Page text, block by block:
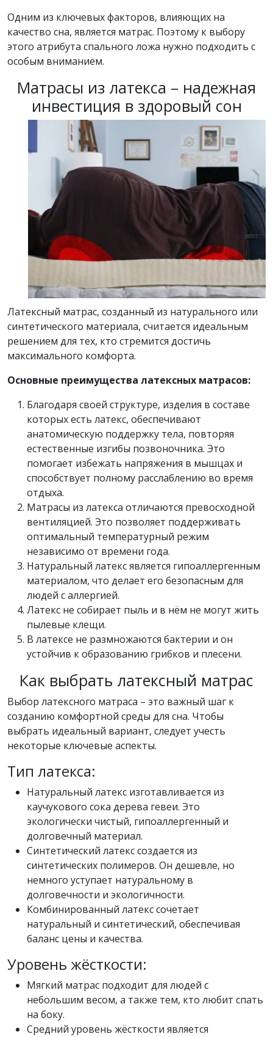
Одним из ключевых факторов, влияющих на
качество сна, является матрас. Поэтому к выбору
этого атрибута спального ложа нужно подходить с
особым вниманием.
Матрасы из латекса – надежная
инвестиция в здоровый сон
Латексный матрас, созданный из натурального или
синтетического материала, считается идеальным
решением для тех, кто стремится достичь
максимального комфорта.
Основные преимущества латексных матрасов:
Благодаря своей структуре, изделия в составе
которых есть латекс, обеспечивают
анатомическую поддержку тела, повторяя
естественные изгибы позвоночника. Это
помогает избежать напряжения в мышцах и
способствует полному расслаблению во время
отдыха.
Матрасы из латекса отличаются превосходной
вентиляцией. Это позволяет поддерживать
оптимальный температурный режим
независимо от времени года.
Натуральный латекс является гипоаллергенным
материалом, что делает его безопасным для
людей с аллергией.
Латекс не собирает пыль и в нём не могут жить
пылевые клещи.
В латексе не размножаются бактерии и он
устойчив к образованию грибков и плесени.
Как выбрать латексный матрас
Выбор латексного матраса – это важный шаг к
созданию комфортной среды для сна. Чтобы
выбрать идеальный вариант, следует учесть
некоторые ключевые аспекты.
Тип латекса:
Натуральный латекс изготавливается из
каучукового сока дерева гевеи. Это
экологически чистый, гипоаллергенный и
долговечный материал.
Синтетический латекс создается из
синтетических полимеров. Он дешевле, но
немного уступает натуральному в
долговечности и экологичности.
Комбинированный латекс сочетает
натуральный и синтетический, обеспечивая
баланс цены и качества.
Уровень жёсткости:
Мягкий матрас подходит для людей с
небольшим весом, а также тем, кто любит спать
на боку.
Средний уровень жёсткости является